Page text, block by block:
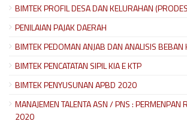
BIMTEK PROFIL DESA DAN KELURAHAN
PENILAIAN PAJAK DAERAH
BIMTEK PEDOMAN ANJAB DAN ANALISIS BEBAN
BIMTEK PENCATATAN SIPIL KIA E KTP
BIMTEK PENYUSUNAN APBD 2020
MANAJEMEN TALENTA ASN / PNS : PERMENPAN
2020